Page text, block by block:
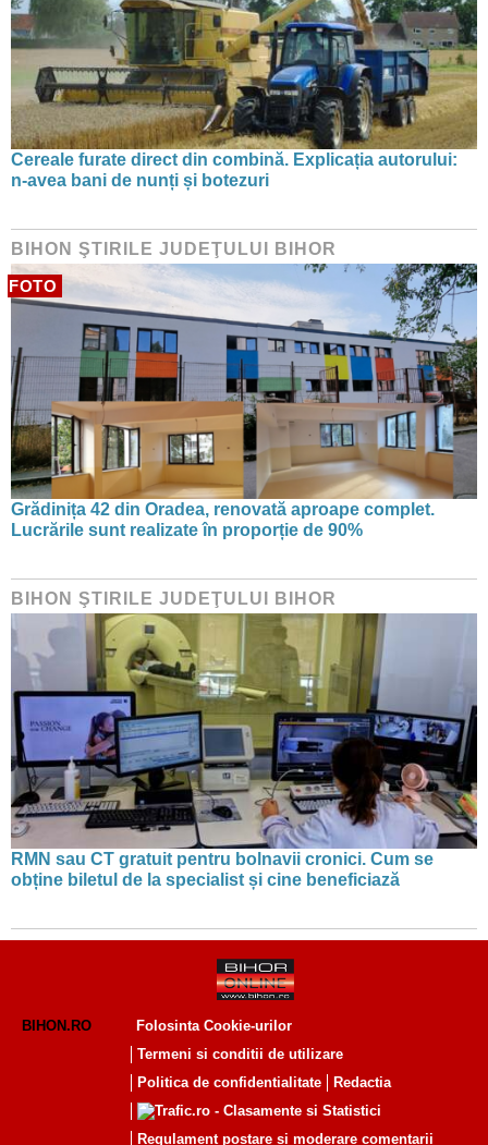
Cereale furate direct din combină. Explicația autorului:
n-avea bani de nunți și botezuri
BIHON ŞTIRILE JUDEŢULUI BIHOR
FOTO
Grădinița 42 din Oradea, renovată aproape complet.
Lucrările sunt realizate în proporție de 90%
BIHON ŞTIRILE JUDEŢULUI BIHOR
RMN sau CT gratuit pentru bolnavii cronici. Cum se
obține biletul de la specialist și cine beneficiază
BIHON.RO
Folosinta Cookie-urilor
Termeni si conditii de utilizare
Politica de confidentialitate
Redactia
Regulament postare și moderare comentarii